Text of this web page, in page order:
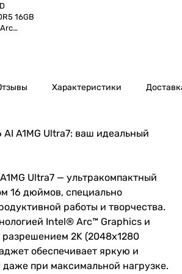
16GB
Gray
Характеристики
AI A1MG Ultra7: ваш идеальный
Ultra7 — ультракомпактный
16 дюймов, специально
работы и творчества.
Intel® Arc™ Graphics и
разрешением 2K (2048x1280
обеспечивает яркую и
при максимальной нагрузке.